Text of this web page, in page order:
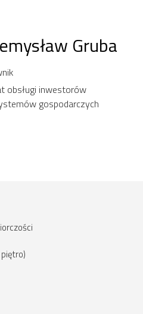
Gruba
obsługi inwestorów
gospodarczych